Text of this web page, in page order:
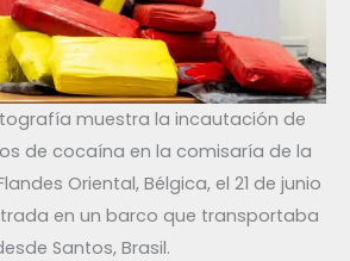
muestra la incautación de
de cocaína en la comisaría de la
Oriental, Bélgica, el 21 de junio
en un barco que transportaba
Santos, Brasil.